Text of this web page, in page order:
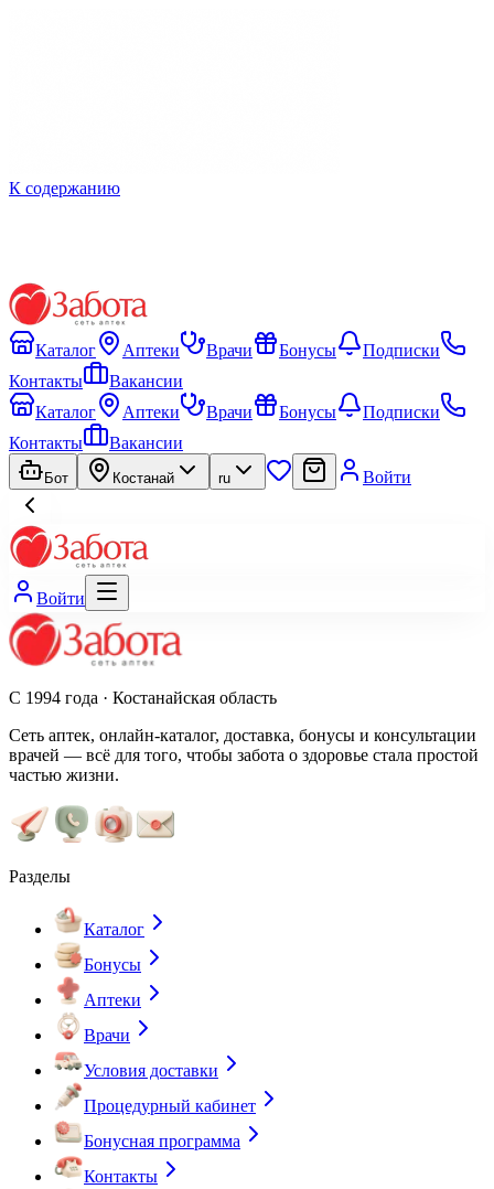
К содержанию
Каталог Аптеки Врачи Бонусы
Подписки
Контакты
Вакансии
Каталог
Аптеки Врачи Бонусы
Подписки
Контакты
Вакансии
Бот Костанай ru Войти
Войти
С 1994 года · Костанайская область
Сеть аптек, онлайн-каталог, доставка, бонусы и консультации
врачей — всё для того, чтобы забота о здоровье стала простой
частью жизни.
Разделы
Каталог
Бонусы
Аптеки
Врачи
Условия доставки
Процедурный кабинет
Бонусная программа
Контакты